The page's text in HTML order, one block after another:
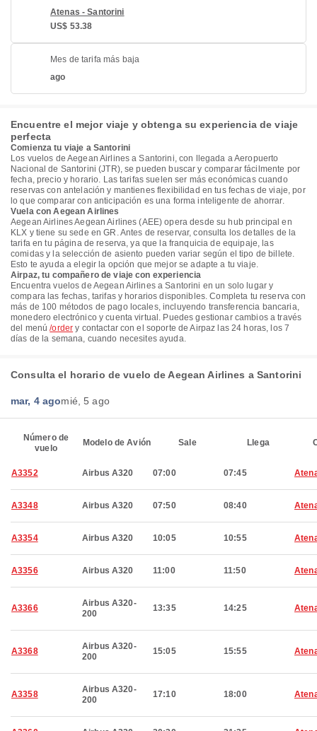
Atenas - Santorini
US$ 53.38
Mes de tarifa más baja
ago
Encuentre el mejor viaje y obtenga su experiencia de viaje
perfecta
Comienza tu viaje a Santorini
Los vuelos de Aegean Airlines a Santorini, con llegada a Aeropuerto
Nacional de Santorini (JTR), se pueden buscar y comparar fácilmente por
fecha, precio y horario. Las tarifas suelen ser más económicas cuando
reservas con antelación y mantienes flexibilidad en tus fechas de viaje, por
lo que comparar con anticipación es una forma inteligente de ahorrar.
Vuela con Aegean Airlines
Aegean Airlines Aegean Airlines (AEE) opera desde su hub principal en
KLX y tiene su sede en GR. Antes de reservar, consulta los detalles de la
tarifa en tu página de reserva, ya que la franquicia de equipaje, las
comidas y la selección de asiento pueden variar según el tipo de billete.
Esto te ayuda a elegir la opción que mejor se adapte a tu viaje.
Airpaz, tu compañero de viaje con experiencia
Encuentra vuelos de Aegean Airlines a Santorini en un solo lugar y
compara las fechas, tarifas y horarios disponibles. Completa tu reserva con
más de 100 métodos de pago locales, incluyendo transferencia bancaria,
monedero electrónico y cuenta virtual. Puedes gestionar cambios a través
del menú/order y contactar con el soporte de Airpaz las 24 horas, los 7
días de la semana, cuando necesites ayuda.
Consulta el horario de vuelo de Aegean Airlines a Santorini
mar, 4 agomié, 5 ago
Número de
vuelo
Modelo de Avión Sale Llega
A3352 Airbus A320 07:00 07:45
A3348 Airbus A320 07:50 08:40
A3354 Airbus A320 10:05 10:55
A3356 Airbus A320 11:00 11:50
A3366
Airbus A320-
200
13:35 14:25
A3368
Airbus A320-
200
15:05 15:55
A3358
Airbus A320-
200
17:10 18:00